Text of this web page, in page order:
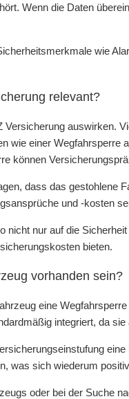
Wenn die Daten
wie
relevant?
auswirken.
wie einer Wegfahrsperre
können
dass das gestohlene
und -kosten
nicht nur auf die
bieten.
vorhanden sein?
eine
integriert, da
was sich wiederum
oder bei der Suche